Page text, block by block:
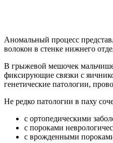
Аномальный процесс
волокон в стенке нижнего
В грыжевой мешочек
фиксирующие связки с
генетические патологии,
Не редко патологии в паху
с ортопедическими
с пороками
с врожденными